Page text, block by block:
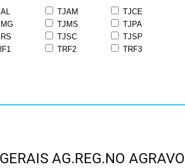
TJAM
TJCE
TJMS
TJPA
TJSC
TJSP
TRF2
TRF3
AG.REG.NO AGRAVO